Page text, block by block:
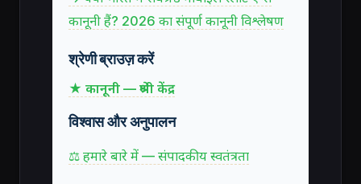
कानूनी हैं? 2026 का संपूर्ण कानूनी विश्लेषण
श्रेणी ब्राउज़ करें
★ कानूनी — श्रेणी केंद्र
विश्वास और अनुपालन
⚖ हमारे बारे में — संपादकीय स्वतंत्रता